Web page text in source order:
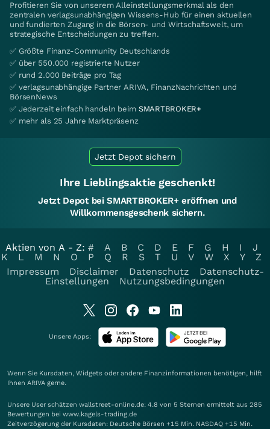
Profitieren Sie von unserem Alleinstellungsmerkmal als den
zentralen verlagsunabhängigen Wissens-Hub für einen aktuellen
und fundierten Zugang in die Börsen- und Wirtschaftswelt, um
strategische Entscheidungen zu treffen.
✅ Größte Finanz-Community Deutschlands
✅ über 550.000 registrierte Nutzer
✅ rund 2.000 Beiträge pro Tag
✅ verlagsunabhängige Partner ARIVA, FinanzNachrichten und
BörsenNews
✅ Jederzeit einfach handeln beim SMARTBROKER+
✅ mehr als 25 Jahre Marktpräsenz
Jetzt Depot sichern
Ihre Lieblingsaktie geschenkt!
Jetzt Depot bei SMARTBROKER+ eröffnen und
Willkommensgeschenk sichern.
Aktien von A - Z: # A B C D E F G H I
J
K
L M N O P Q R S T U V W X Y
Z
Impressum
Disclaimer Datenschutz
Datenschutz-
Einstellungen
Nutzungsbedingungen
Unsere Apps:
Wenn Sie Kursdaten, Widgets oder andere Finanzinformationen benötigen, hilft
Ihnen ARIVA gerne.
Unsere User schätzen wallstreet-online.de: 4.8 von 5 Sternen ermittelt aus 285
Bewertungen bei www.kagels-trading.de
Zeitverzögerung der Kursdaten: Deutsche Börsen +15 Min. NASDAQ +15 Min.